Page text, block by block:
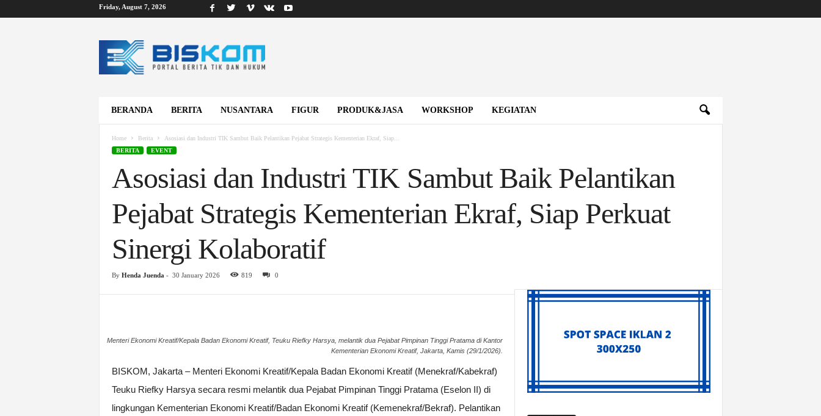
Friday, August 7, 2026
i
BERANDA
BERITA NUSANTARA FIGUR PRODUK&JASA WORKSHOP KEGIATAN
Home Berita
Asosiasi dan Industri TIK Sambut Baik Pelantikan Pejabat Strategis Kementerian Ekraf, Siap...
BERITA
EVENT
Asosiasi dan Industri TIK Sambut Baik Pelantikan
Pejabat Strategis Kementerian Ekraf, Siap Perkuat
Sinergi Kolaboratif
By Henda Juenda - 30 January 2026 819 0
Menteri Ekonomi Kreatif/Kepala Badan Ekonomi Kreatif, Teuku Riefky Harsya, melantik dua Pejabat Pimpinan Tinggi Pratama di Kantor
Kementerian Ekonomi Kreatif, Jakarta, Kamis (29/1/2026).
BISKOM, Jakarta – Menteri Ekonomi Kreatif/Kepala Badan Ekonomi Kreatif (Menekraf/Kabekraf)
Teuku Riefky Harsya secara resmi melantik dua Pejabat Pimpinan Tinggi Pratama (Eselon II) di
lingkungan Kementerian Ekonomi Kreatif/Badan Ekonomi Kreatif (Kemenekraf/Bekraf). Pelantikan